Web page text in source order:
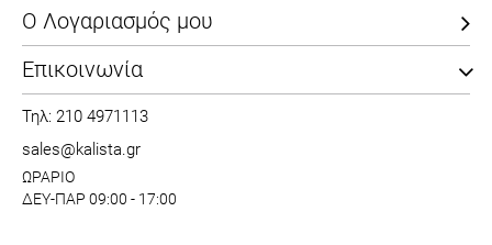
Ο Λογαριασμός μου
Επικοινωνία
Τηλ: 210 4971113
sales@kalista.gr
ΩΡΑΡΙΟ
ΔΕΥ-ΠΑΡ 09:00 - 17:00